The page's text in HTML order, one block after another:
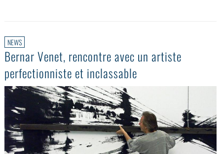
NEWS
Bernar Venet, rencontre avec un artiste
perfectionniste et inclassable